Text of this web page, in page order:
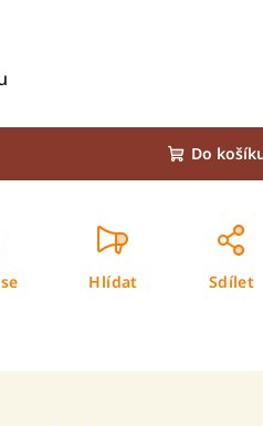
Do
Hlídat Sdílet